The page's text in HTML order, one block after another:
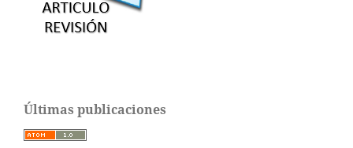
Últimas publicaciones